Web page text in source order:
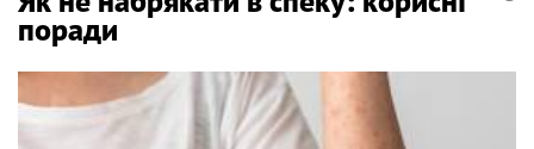
поради